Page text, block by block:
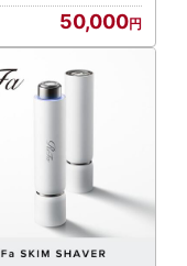
所不明等）により
ねます。
をメールにてお知
ございます）。
認ください。万が
、現物の画像を添
ご連絡ください。
ついて
50,000